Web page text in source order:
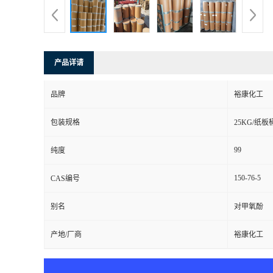
产品详请
品牌 裕康化工
包装规格 25KG/纸板
纯度 99
CAS编号 150-76-5
别名 对甲氧酚
产地/厂商 裕康化工